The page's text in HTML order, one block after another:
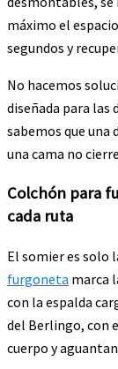
máximo el
segundos y
No hacemos
diseñada para las
sabemos que una
una cama no
Colchón para
cada ruta
El somier es solo
furgoneta marca
con la espalda
del Berlingo, con
cuerpo y